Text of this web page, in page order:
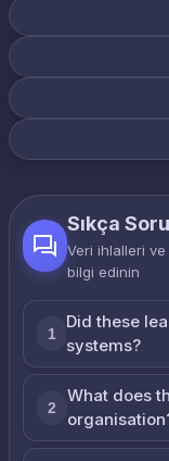
Sıkça
Veri ihlalleri ve
bilgi edinin
1
Did these
systems?
2
What does